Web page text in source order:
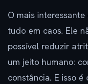
O mais
tudo em caos. Ele
possível reduzir
um jeito humano:
constância. E isso